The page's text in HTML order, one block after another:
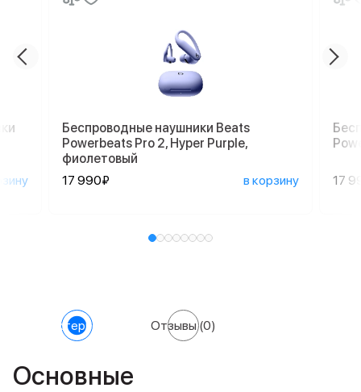
Беспроводные наушники Beats
Powerbeats Pro 2, Hyper Purple,
фиолетовый
17 990₽
в корзину 17
Характеристики Отзывы(0)
Основные